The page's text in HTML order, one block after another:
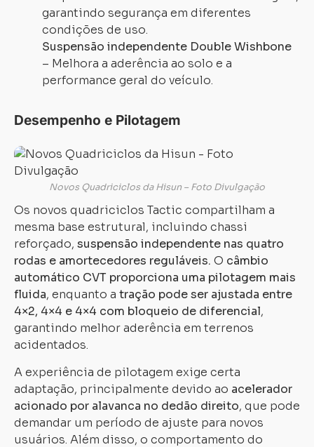
garantindo segurança em diferentes
condições de uso.
Suspensão independente Double Wishbone
– Melhora a aderência ao solo e a
performance geral do veículo.
Desempenho e Pilotagem
Novos Quadriciclos da Hisun – Foto Divulgação
Os novos quadriciclos Tactic compartilham a
mesma base estrutural, incluindo chassi
reforçado, suspensão independente nas quatro
rodas e amortecedores reguláveis. O câmbio
automático CVT proporciona uma pilotagem mais
fluida, enquanto a tração pode ser ajustada entre
4×2, 4×4 e 4×4 com bloqueio de diferencial,
garantindo melhor aderência em terrenos
acidentados.
A experiência de pilotagem exige certa
adaptação, principalmente devido ao acelerador
acionado por alavanca no dedão direito, que pode
demandar um período de ajuste para novos
usuários. Além disso, o comportamento do